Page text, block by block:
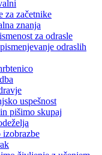
za začetnike
znanja
za odrasle
odraslih
uspešnost
pišimo skupaj